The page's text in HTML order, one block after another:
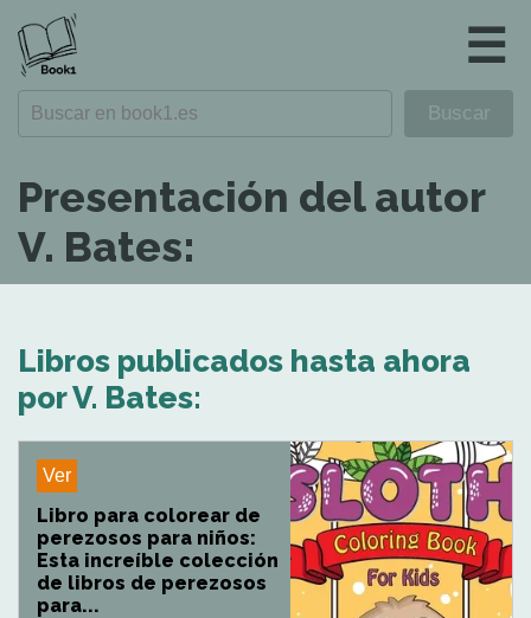
☰
Presentación del autor
V. Bates:
Libros publicados hasta ahora
por V. Bates:
Ver
Libro para colorear de
perezosos para niños:
Esta increíble colección
de libros de perezosos
para...